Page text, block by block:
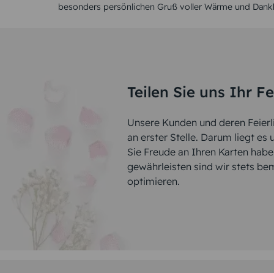
besonders persönlichen Gruß voller Wärme und
Teilen Sie uns Ihr
Unsere Kunden und deren
an erster Stelle. Darum liegt es
Sie Freude an Ihren Karten
gewährleisten sind wir stets
optimieren.